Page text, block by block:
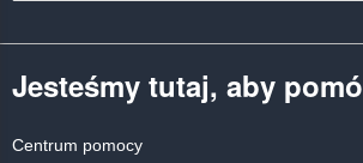
Jesteśmy tutaj, aby
Centrum pomocy